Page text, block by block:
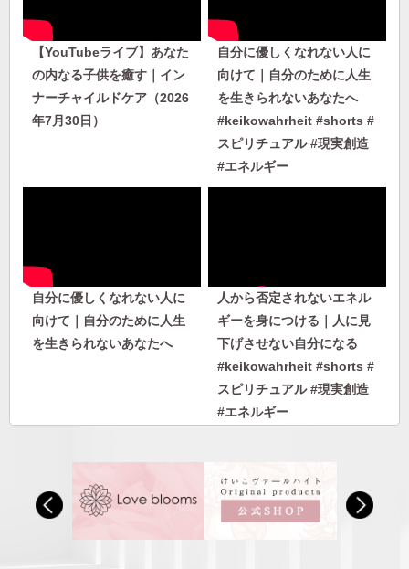
【YouTubeライブ】あなた
の内なる子供を癒す｜イン
ナーチャイルドケア（2026
年7月30日）
自分に優しくなれない人に
向けて｜自分のために人生
を生きられないあなたへ
#keikowahrheit #shorts #
スピリチュアル #現実創造
#エネルギー
自分に優しくなれない人に
向けて｜自分のために人生
を生きられないあなたへ
人から否定されないエネル
ギーを身につける｜人に見
下げさせない自分になる
#keikowahrheit #shorts #
スピリチュアル #現実創造
#エネルギー
人から否定されないエネル